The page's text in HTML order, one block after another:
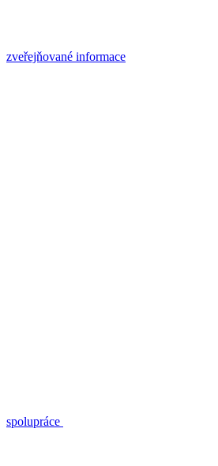
zveřejňované informace
spolupráce